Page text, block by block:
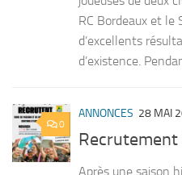
RC Bordeaux et le
d’excellents
d’existence.
0
ANNONCES 28 MAI
Après une saison